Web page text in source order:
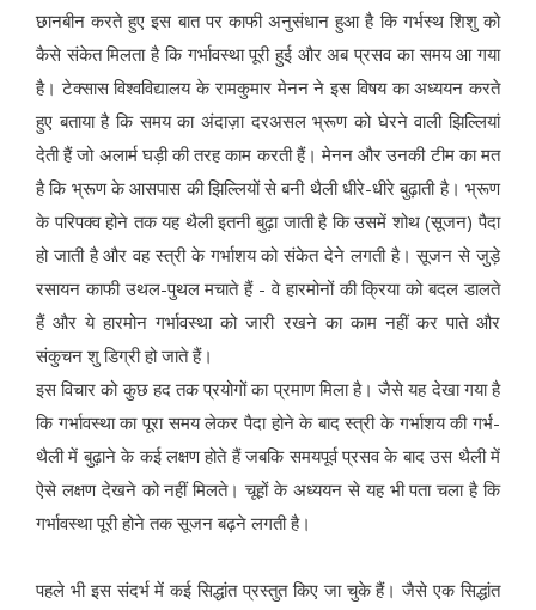
छानबीन करते हुए इस बात पर काफी अनुसंधान हुआ है कि गर्भस्थ शिशु को
कैसे संकेत मिलता है कि गर्भावस्था पूरी हुई और अब प्रसव का समय आ गया
है। टेक्सास विश्वविद्यालय के रामकुमार मेनन ने इस विषय का अध्ययन करते
हुए बताया है कि समय का अंदाज़ा दरअसल भ्रूण को घेरने वाली झिल्लियां
देती हैं जो अलार्म घड़ी की तरह काम करती हैं। मेनन और उनकी टीम का मत
है कि भ्रूण के आसपास की झिल्लियों से बनी थैली धीरे-धीरे बुढ़ाती है। भ्रूण
के परिपक्व होने तक यह थैली इतनी बुढ़ा जाती है कि उसमें शोथ (सूजन) पैदा
हो जाती है और वह स्त्री के गर्भाशय को संकेत देने लगती है। सूजन से जुड़े
रसायन काफी उथल-पुथल मचाते हैं - वे हारमोनों की क्रिया को बदल डालते
हैं और ये हारमोन गर्भावस्था को जारी रखने का काम नहीं कर पाते और
संकुचन शु डिग्री हो जाते हैं।
इस विचार को कुछ हद तक प्रयोगों का प्रमाण मिला है। जैसे यह देखा गया है
कि गर्भावस्था का पूरा समय लेकर पैदा होने के बाद स्त्री के गर्भाशय की गर्भ-
थैली में बुढ़ाने के कई लक्षण होते हैं जबकि समयपूर्व प्रसव के बाद उस थैली में
ऐसे लक्षण देखने को नहीं मिलते। चूहों के अध्ययन से यह भी पता चला है कि
गर्भावस्था पूरी होने तक सूजन बढ़ने लगती है।
पहले भी इस संदर्भ में कई सिद्धांत प्रस्तुत किए जा चुके हैं। जैसे एक सिद्धांत